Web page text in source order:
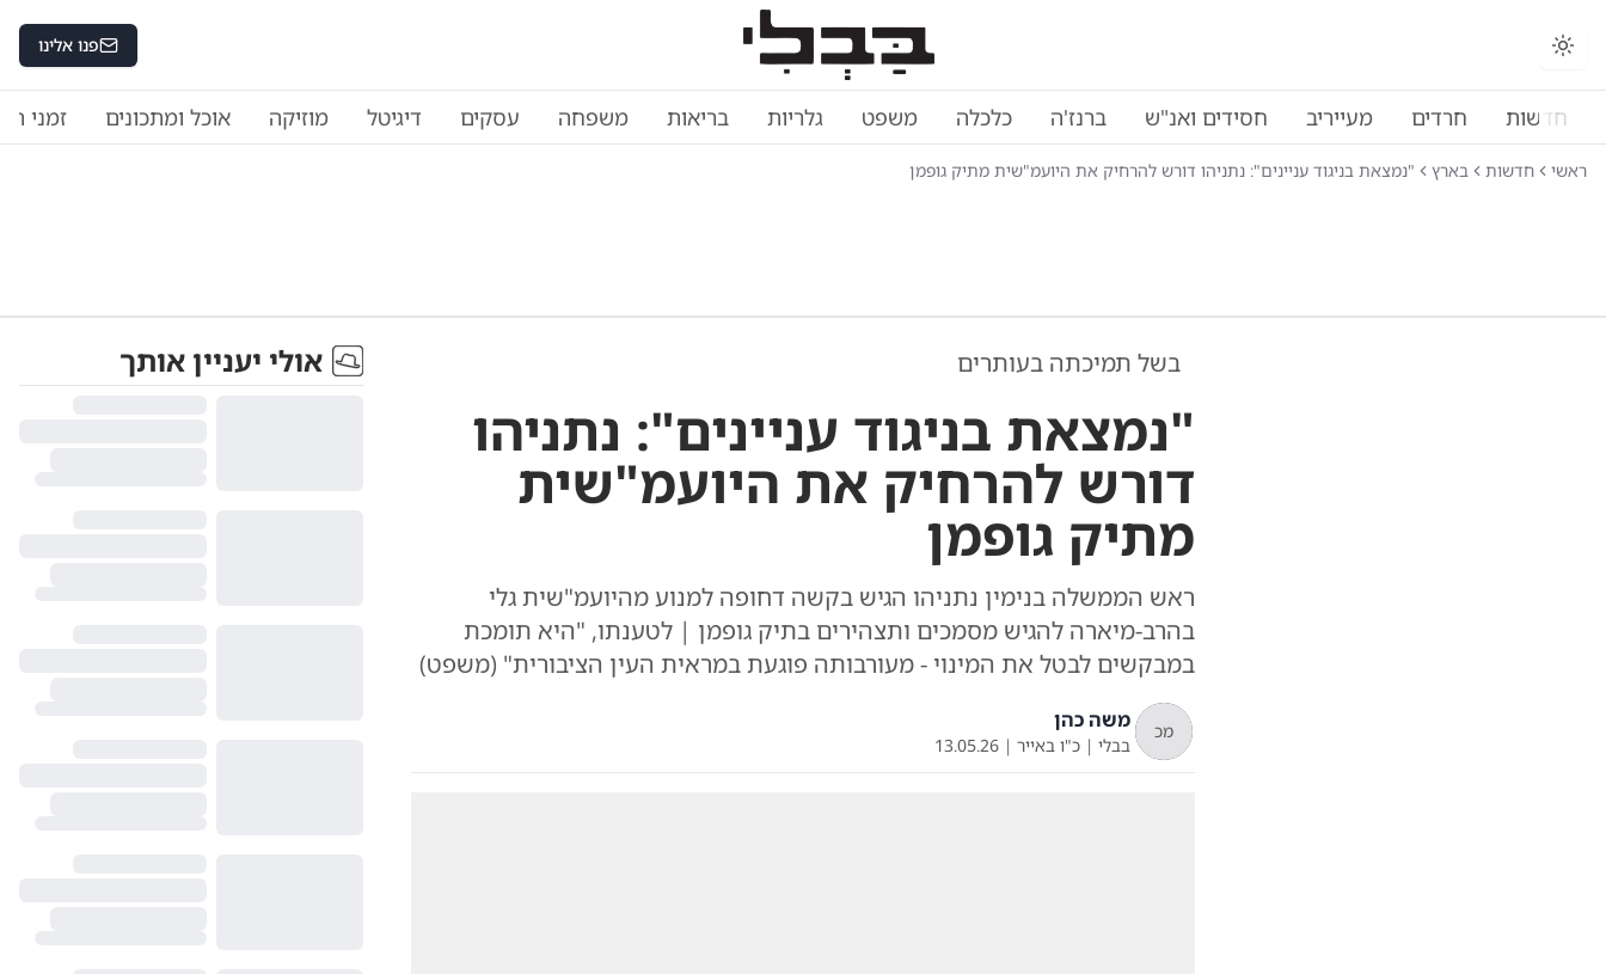
החלפת מצב תצוגה פנו אלינו
חדשות חרדים מעייריב חסידים ואנ"ש ברנז'ה כלכלה משפט גלריות בריאות משפחה עסקים דיגיטל מוזיקה אוכל ומתכונים זמני
ראשי חדשות בארץ "נמצאת בניגוד עניינים": נתניהו דורש להרחיק את היועמ"שית מתיק גופמן
בשל תמיכתה בעותרים
"נמצאת בניגוד עניינים": נתניהו
דורש להרחיק את היועמ"שית
מתיק גופמן
ראש הממשלה בנימין נתניהו הגיש בקשה דחופה למנוע מהיועמ"שית גלי
בהרב-מיארה להגיש מסמכים ותצהירים בתיק גופמן | לטענתו, "היא תומכת
במבקשים לבטל את המינוי - מעורבותה פוגעת במראית העין הציבורית" (משפט)
מכ משה כהן
בבלי| כ"ו באייר |
13.05.26
אולי יעניין אותך